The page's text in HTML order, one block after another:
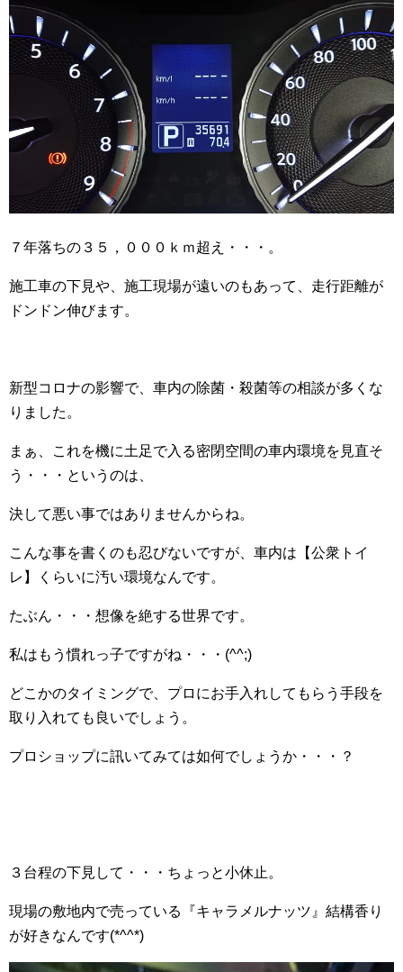
７年落ちの３５，０００ｋｍ超え・・・。
施工車の下見や、施工現場が遠いのもあって、走行距離が
ドンドン伸びます。
新型コロナの影響で、車内の除菌・殺菌等の相談が多くな
りました。
まぁ、これを機に土足で入る密閉空間の車内環境を見直そ
う・・・というのは、
決して悪い事ではありませんからね。
こんな事を書くのも忍びないですが、車内は【公衆トイ
レ】くらいに汚い環境なんです。
たぶん・・・想像を絶する世界です。
私はもう慣れっ子ですがね・・・(^^;)
どこかのタイミングで、プロにお手入れしてもらう手段を
取り入れても良いでしょう。
プロショップに訊いてみては如何でしょうか・・・？
３台程の下見して・・・ちょっと小休止。
現場の敷地内で売っている『キャラメルナッツ』結構香り
が好きなんです(*^^*)